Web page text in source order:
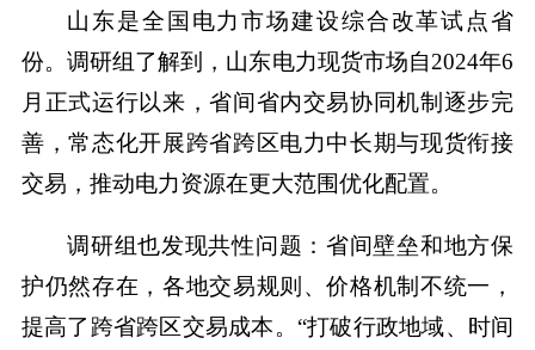
山东是全国电力市场建设综合改革试点省
份。调研组了解到，山东电力现货市场自2024年6
月正式运行以来，省间省内交易协同机制逐步完
善，常态化开展跨省跨区电力中长期与现货衔接
交易，推动电力资源在更大范围优化配置。
调研组也发现共性问题：省间壁垒和地方保
护仍然存在，各地交易规则、价格机制不统一，
提高了跨省跨区交易成本。“打破行政地域、时间